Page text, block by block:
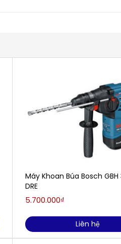
Máy Khoan Búa Bosch
DRE
5.700.000₫
Liên hệ